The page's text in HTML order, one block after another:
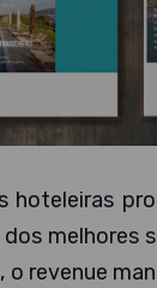
hoteleiras
melhores
o revenue